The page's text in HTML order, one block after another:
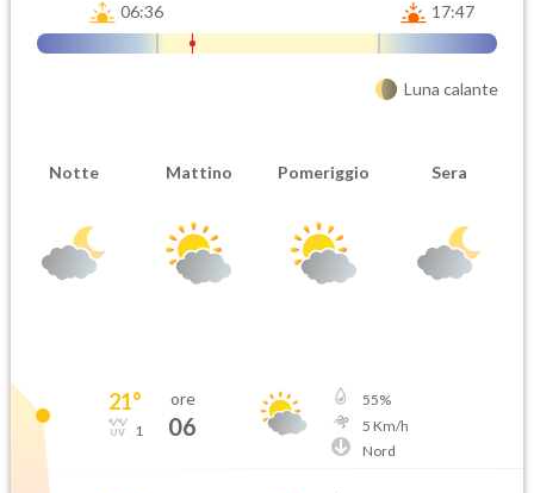
06:36 17:47
Luna calante
Notte Mattino Pomeriggio Sera
21°
1
ore
06
55%
5 Km/h
Nord